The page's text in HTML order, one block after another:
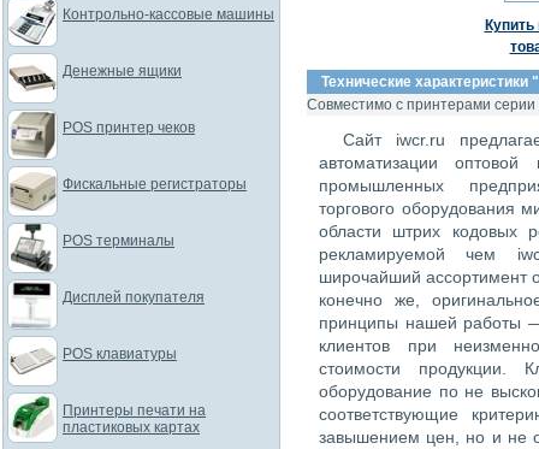
Технические характеристики "
Совместимо с принтерами серии
Сайт iwcr.ru
автоматизации
промышленных
торгового оборудования
области штрих кодовых
рекламируемой чем
широчайший ассортимент
конечно же,
принципы нашей работы
клиентов при
стоимости продукции.
оборудование по не
соответствующие
завышением цен, но и не
Контрольно-кассовые машины
Денежные ящики
POS принтер чеков
Фискальные регистраторы
POS терминалы
Дисплей покупателя
POS клавиатуры
Принтеры печати на
пластиковых картах